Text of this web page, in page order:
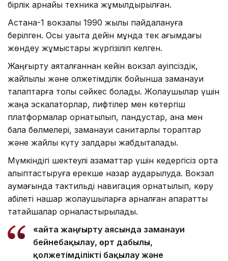
бірлік арнайы техника жұмылдырылған.
Астана-1 вокзалы 1990 жылы пайдалануға
берілген. Осы уақытқа дейін мұнда тек ағымдағы
жөндеу жұмыстары жүргізіліп келген.
Жаңғырту аяқталғаннан кейін вокзал қауіпсіздік,
жайлылық және қолжетімділік бойынша заманауи
талаптарға толық сәйкес болады. Жолаушылар үшін
жаңа эскалаторлар, лифтілер мен көтергіш
платформалар орнатылып, пандустар, ана мен
бала бөлмелері, заманауи санитарлық тораптар
және жайлы күту залдары жабдықталады.
Мүмкіндігі шектеулі азаматтар үшін кедергісіз орта
қалыптастыруға ерекше назар аударылуда. Вокзал
аумағында тактильді навигация орнатылып, көру
қабілеті нашар жолаушыларға арналған ақпараттық
тақтайшалар орналастырылады.
«Қайта жаңғырту аясында заманауи
бейнебақылау, өрт дабылы,
қолжетімділікті бақылау және